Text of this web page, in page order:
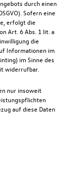
durch einen
Sofern eine
erfolgt die
Art. 6 Abs. 1 lit. a
die
Informationen im
im Sinne des
widerrufbar.
nur insoweit
auf diese Daten